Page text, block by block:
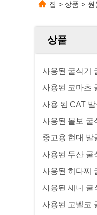
집 > 상품 > 원
상품
사용된 굴삭기
사용된 코마츠
사용 된 CAT 발
사용된 볼보 굴
중고용 현대 발
사용된 두산 굴
사용된 히다찌
사용된 새니 굴
사용된 고벨코